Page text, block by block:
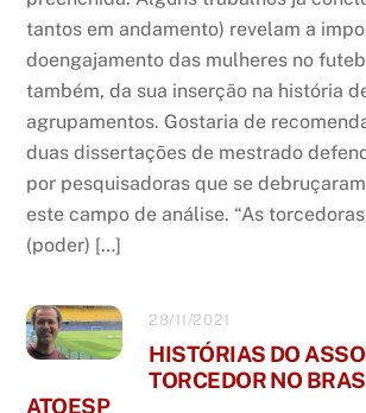
tantos em andamento) revelam a
doengajamento das mulheres no
também, da sua inserção na história
agrupamentos. Gostaria de
duas dissertações de mestrado
por pesquisadoras que se
este campo de análise. “As
(poder) […]
28/11/2021
HISTÓRIAS DO
TORCEDOR NO
ATOESP